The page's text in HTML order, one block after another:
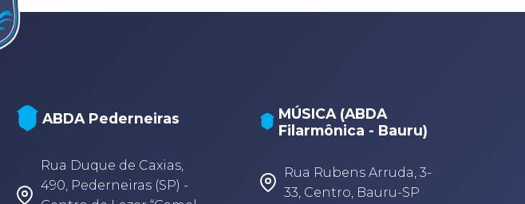
ABDA Pederneiras
Rua Duque de Caxias,
490, Pederneiras (SP) -
MÚSICA (ABDA
Filarmônica - Bauru)
Rua Rubens Arruda, 3-
33, Centro, Bauru-SP